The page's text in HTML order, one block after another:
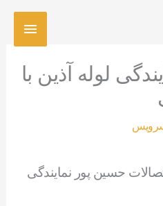
لوله آذین با
حسین پور نمایندگی